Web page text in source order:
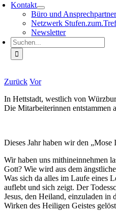
Kontakt
Büro und
Netzwerk
Newsletter
Suche
nach:
Zurück Vor
In Hettstadt, westlich von
Die Mitarbeiterinnen entstammen
Dieses Jahr haben wir den
Wir haben uns mithineinnehmen
Gott? Wie wird aus dem
Was sich da alles im Laufe eines
auflebt und sich zeigt. Der
Jesus, den Heiland, einzuladen in
Wirken des Heiligen Geistes